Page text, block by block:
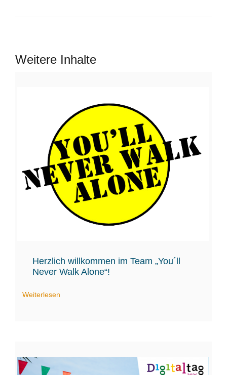
Weitere Inhalte
Herzlich willkommen im Team „You´ll
Never Walk Alone“!
Weiterlesen